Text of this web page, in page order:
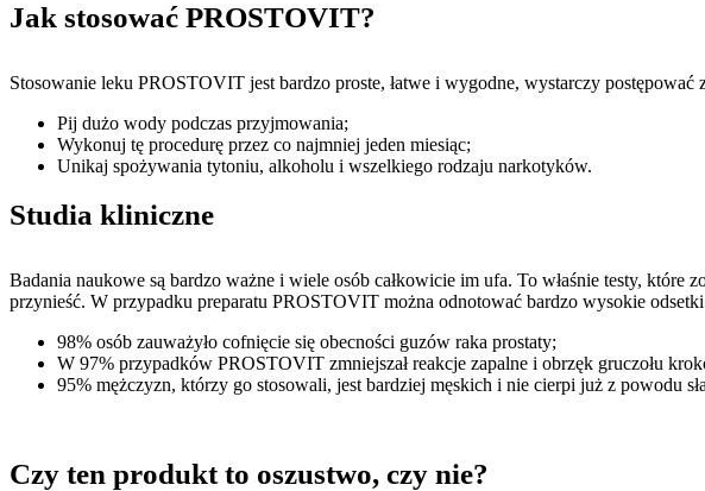
Jak stosować PROSTOVIT?
Stosowanie leku PROSTOVIT jest bardzo proste, łatwe i wygodne, wystarczy
Pij dużo wody podczas przyjmowania;
Wykonuj tę procedurę przez co najmniej jeden miesiąc;
Unikaj spożywania tytoniu, alkoholu i wszelkiego rodzaju narkotyków.
Studia kliniczne
Badania naukowe są bardzo ważne i wiele osób całkowicie im ufa. To właśnie testy,
przynieść. W przypadku preparatu PROSTOVIT można odnotować bardzo wysokie
98% osób zauważyło cofnięcie się obecności guzów raka prostaty;
W 97% przypadków PROSTOVIT zmniejszał reakcje zapalne i obrzęk gruczołu
95% mężczyzn, którzy go stosowali, jest bardziej męskich i nie cierpi już z powodu
Czy ten produkt to oszustwo, czy nie?